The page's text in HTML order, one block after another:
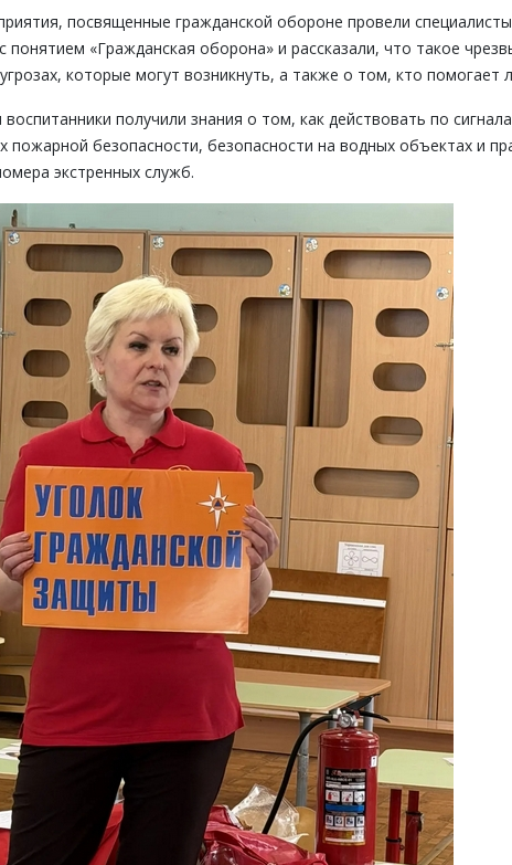
посвященные гражданской обороне провели
понятием «Гражданская оборона» и рассказали, что такое
которые могут возникнуть, а также о том, кто
получили знания о том, как действовать по
пожарной безопасности, безопасности на водных объектах и
экстренных служб.